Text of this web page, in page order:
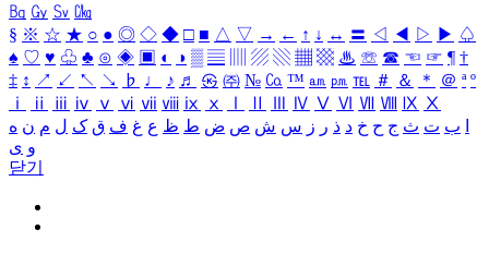
㏃ ㏉ ㏜ ㏆
§ ※ ☆ ★ ○ ● ◎ ◇ ◆ □ ■ △ ▽ → ← ↑ ↓ ↔ 〓 ◁ ◀ ▷ ▶ ♤
♠ ♡ ♥ ♧ ♣ ⊙ ◈ ▣ ◐ ◑ ▒ ▤ ▨ ▧ ▦ ▩ ♨ ☏ ☎ ☜ ☞ ¶ †
‡ ↕ ↗ ↙ ↖ ↘ ♭ ♩ ♪ ♬ ㉿ ㈜ № ㏇ ™ ㏂ ㏘ ℡ ＃ ＆ ＊ ＠ ª º
ⅰ
ⅱ ⅲ ⅳ ⅴ ⅵ ⅶ ⅷ ⅸ ⅹ Ⅳ Ⅴ Ⅵ Ⅶ Ⅷ Ⅸ Ⅹ
ب ت ث ج ح خ د ذ ر ز س ش ص ض ط ظ ع غ ف ق ک ل م ن ه
و ی
닫기